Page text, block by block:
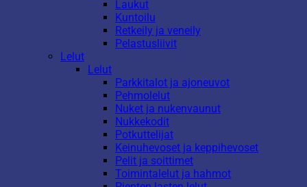
Laukut
Kuntoilu
Retkeily ja veneily
Pelastusliivit
Lelut
Lelut
Parkkitalot ja ajoneuvot
Pehmolelut
Nuket ja nukenvaunut
Nukkekodit
Potkuttelijat
Keinuhevoset ja keppihevoset
Pelit ja soittimet
Toimintalelut ja hahmot